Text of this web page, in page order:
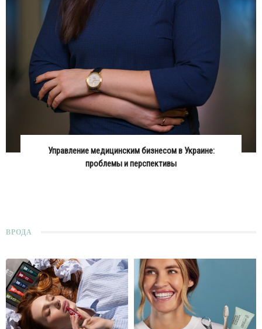
Управление медицинским бизнесом в Украине:
проблемы и перспективы
ВРОДА